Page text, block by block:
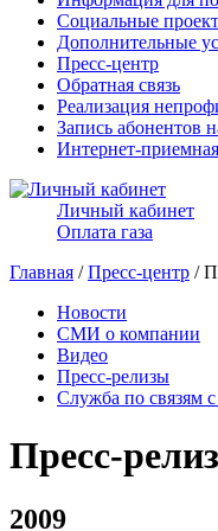
Социальные
Дополнительные
Пресс-центр
Обратная связь
Реализация
Запись абонентов
Интернет-
Личный кабинет
Оплата газа
Главная /Пресс-центр /
Новости
СМИ о компании
Видео
Пресс-релизы
Служба по связям
Пресс-
2009